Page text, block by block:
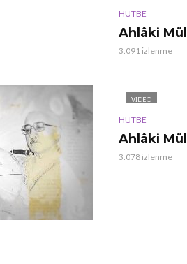
HUTBE
Ahlâki
3.091 izlenme
VIDEO
HUTBE
Ahlâki
3.078 izlenme